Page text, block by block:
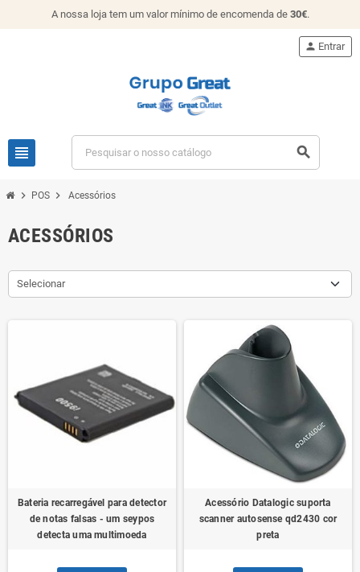
A nossa loja tem um valor mínimo de encomenda de 30€.
view_headline search
person Entrar
chevron_right POS chevron_right Acessórios
ACESSÓRIOS
Selecionar
Bateria recarregável para detector
de notas falsas - um seypos
detecta uma multimoeda
Acessório Datalogic suporta
scanner autosense qd2430 cor
preta